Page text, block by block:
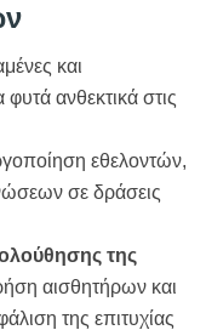
και
ανθεκτικά στις
εθελοντών,
σε δράσεις
της
αισθητήρων και
της επιτυχίας